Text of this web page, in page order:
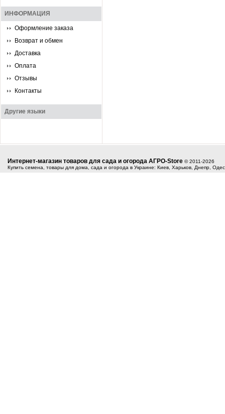
ИНФОРМАЦИЯ
Оформление заказа
Возврат и обмен
Доставка
Оплата
Отзывы
Контакты
Другие языки
Интернет-магазин товаров для сада и огорода АГРО-Store © 2011-2026
Купить семена, товары для дома, сада и огорода в Украине: Киев, Харьков, Днепр,